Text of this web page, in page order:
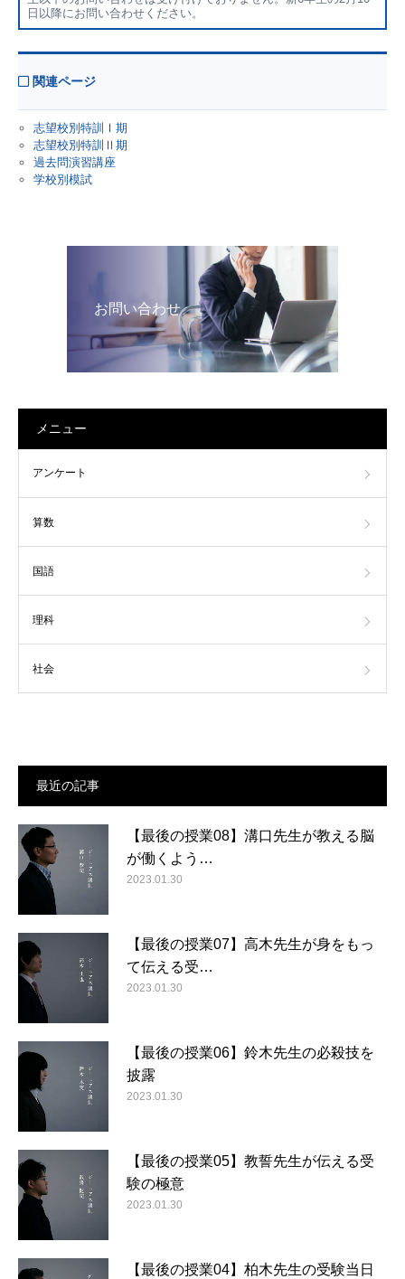
日以降にお問い合わせください。
関連ページ
志望校別特訓Ⅰ期
志望校別特訓Ⅱ期
過去問演習講座
学校別模試
お問い合わせ
メニュー
アンケート
算数
国語
理科
社会
最近の記事
【最後の授業08】溝口先生が教える脳
が働くよう…
2023.01.30
【最後の授業07】高木先生が身をもっ
て伝える受…
2023.01.30
【最後の授業06】鈴木先生の必殺技を
披露
2023.01.30
【最後の授業05】教誓先生が伝える受
験の極意
2023.01.30
【最後の授業04】柏木先生の受験当日